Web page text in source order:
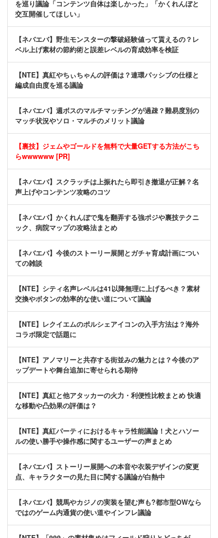
を巡り議論「コンテンツ自体は楽しかった」「かくれんぼと
交互開催してほしい」
【ネバエバ】野生モンスターの撃破経験値って貰えるの？レ
ベル上げ素材の節約術と誤差レベルの育成効率を検証
【NTE】真紅やちぃちゃんの評価は？連環パッシブの仕様と
編成自由度を巡る議論
【ネバエバ】週ボスのマルチマッチングが過疎？難易度別の
マッチ状況やソロ・マルチのメリット議論
【裏技】ジェムやゴールドを無料で大量GETする方法がこち
らwwwwww [PR]
【ネバエバ】スクラッチは上振れたら即引き撤退が正解？名
声上げやコンテンツ攻略のコツ
【ネバエバ】かくれんぼで鬼を翻弄する強ポジや裏技テクニ
ック、病院マップの攻略法まとめ
【ネバエバ】今後のストーリー展開とガチャ育成計画につい
ての雑談
【NTE】シティ名声レベルは41以降無理に上げるべき？素材
交換やボタンの効率的な使い道について議論
【NTE】レクイエムのポルシェアイコンの入手方法は？海外
コラボ限定で話題に
【NTE】アノマリーと共存する街並みの魅力とは？今後のア
ップデートや舞台追加に寄せられる期待
【NTE】真紅と他アタッカーの火力・利便性比較まとめ 快適
な移動や凸効果の評価は？
【NTE】真紅パーティにおけるキャラ性能議論！犬とハソー
ルの使い勝手や操作感に関するユーザーの声まとめ
【ネバエバ】ストーリー展開への本音や衣装デザインの変更
点、キャラクターの見た目に関する議論が白熱中
【ネバエバ】競馬やカジノの実装を望む声も?都市型OWなら
ではのゲーム内通貨の使い道やインフレ議論